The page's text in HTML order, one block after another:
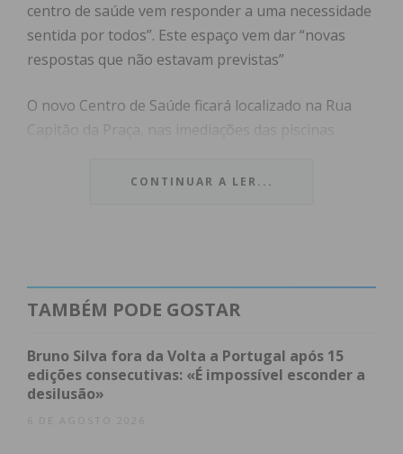
centro de saúde vem responder a uma necessidade
sentida por todos”. Este espaço vem dar “novas
respostas que não estavam previstas”
O novo Centro de Saúde ficará localizado na Rua
Capitão da Praça, nas imediações das piscinas
Municipal com cerca de 17 mil m2.
CONTINUAR A LER...
TAMBÉM PODE GOSTAR
Bruno Silva fora da Volta a Portugal após 15
edições consecutivas: «É impossível esconder a
desilusão»
6 DE AGOSTO 2026